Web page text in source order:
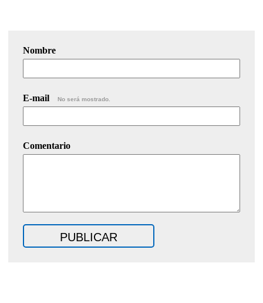
Nombre
E-mail No será mostrado.
Comentario